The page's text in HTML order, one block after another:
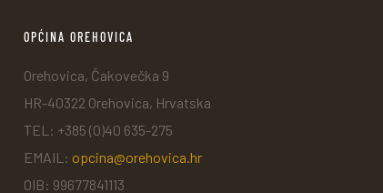
OPĆINA OREHOVICA
Orehovica, Čakovečka 9
HR-40322 Orehovica, Hrvatska
TEL: +385 (0)40 635-275
EMAIL: opcina@orehovica.hr
OIB: 99677841113